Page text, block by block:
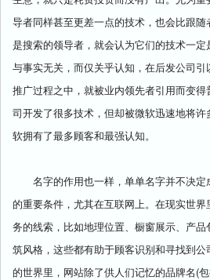
导者同样甚至更差一点的技术，也会比跟
是搜索的领导者，就会认为它们的技术一
与事实无关，而仅关乎认知，在后发公司
推广过程之中，就被业内领先者引用而变
司开发了很多技术，但却被微软迅速地将
软拥有了最多顾客和最强认知。
名字的作用也一样，单单名字并不决定
的重要条件，尤其在互联网上。在现实世
务的线索，比如地理位置、橱窗展示、产
筑风格，这些都有助于顾客识别和寻找到
的世界里，网站除了供人们记忆的品牌名(